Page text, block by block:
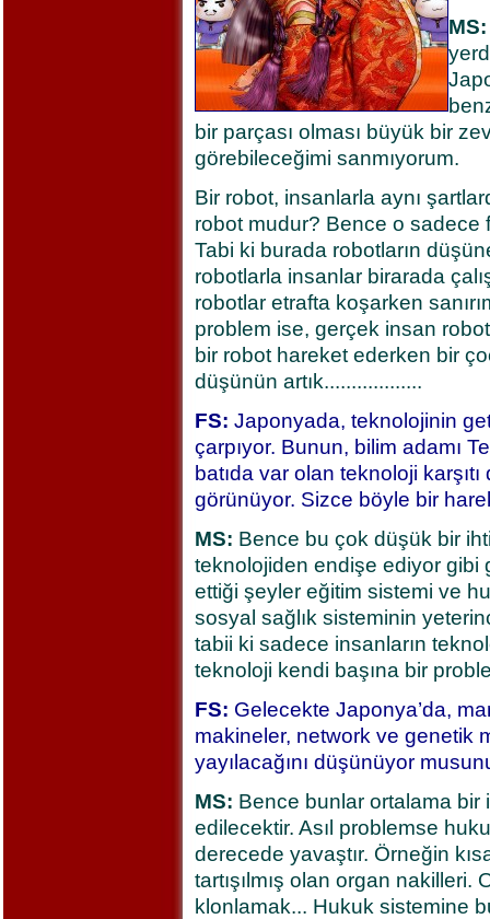
MS:
bir parçası olması büyük bir
görebileceğimi sanmıyorum.
Bir robot, insanlarla aynı
robot mudur? Bence o sadece
Tabi ki burada robotların
robotlarla insanlar birarada
robotlar etrafta koşarken
problem ise, gerçek insan
bir robot hareket ederken bir
düşünün artık..................
FS: Japonyada, teknolojinin
çarpıyor. Bunun, bilim adamı
batıda var olan teknoloji
görünüyor. Sizce böyle bir
MS: Bence bu çok düşük bir
teknolojiden endişe ediyor gibi
ettiği şeyler eğitim sistemi ve
sosyal sağlık sisteminin
tabii ki sadece insanların
teknoloji kendi başına bir
FS: Gelecekte Japonya’da,
makineler, network ve genetik
yayılacağını düşünüyor
MS: Bence bunlar ortalama bir
edilecektir. Asıl problemse
derecede yavaştır. Örneğin
tartışılmış olan organ
klonlamak... Hukuk sistemine